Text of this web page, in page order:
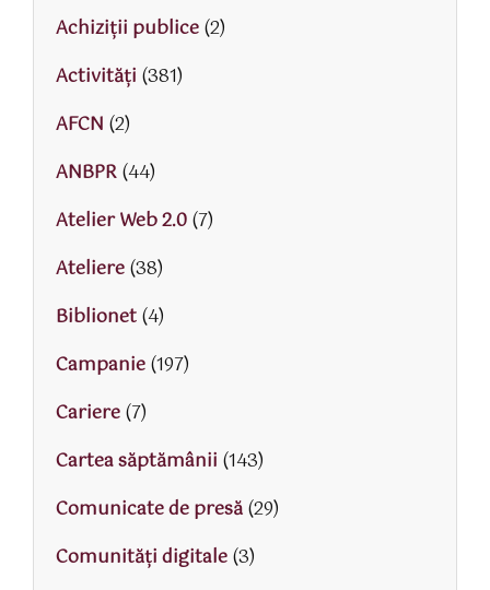
Achiziții publice(2)
Activităţi (381)
AFCN (2)
ANBPR(44)
Atelier Web 2.0(7)
Ateliere(38)
Biblionet(4)
Campanie(197)
Cariere(7)
Cartea săptămânii (143)
Comunicate de presă(29)
Comunități digitale(3)